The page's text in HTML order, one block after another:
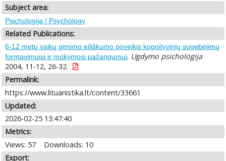
Subject area:
Psichologija / Psychology
Related Publications:
6-12 metų vaikų gimimo eiliškumo poveikis kognityvinių sugebėjimų
formavimuisi ir mokymosi pažangumui. Ugdymo psichologija
2004, 11-12, 26-32.
Permalink:
https://www.lituanistika.lt/content/33661
Updated:
2026-02-25 13:47:40
Metrics:
Views: 57
Downloads: 10
Export: